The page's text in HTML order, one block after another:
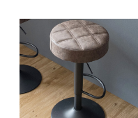
さ66cm 最大高さ75cm おすす
め おしゃれ 北欧 モダン スタイリ
ッシュ スチール脚 丸チェアー 椅
子 春 夏 秋 冬 チェアー